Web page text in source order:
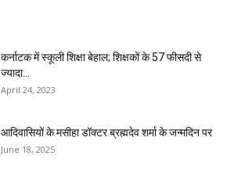
कर्नाटक में स्कूली शिक्षा बेहाल; शिक्षकों के 57 फीसदी से
ज्यादा...
April 24, 2023
आदिवासियों के मसीहा डॉक्टर ब्रह्मदेव शर्मा के जन्मदिन पर
June 18, 2025